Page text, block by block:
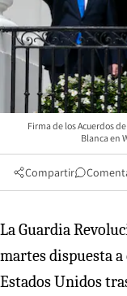
Firma de los Acuerdos
Blanca en
Compartir
La Guardia
martes dispuesta a
Estados Unidos